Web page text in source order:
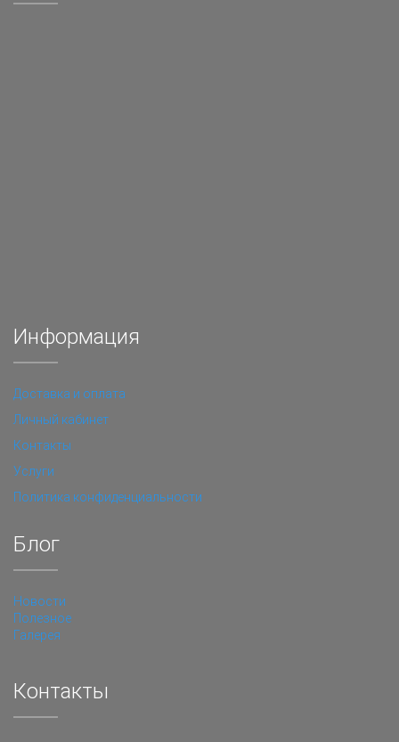
Информация
Доставка и оплата
Личный кабинет
Контакты
Услуги
Политика конфиденциальности
Блог
Новости
Полезное
Галерея
Контакты